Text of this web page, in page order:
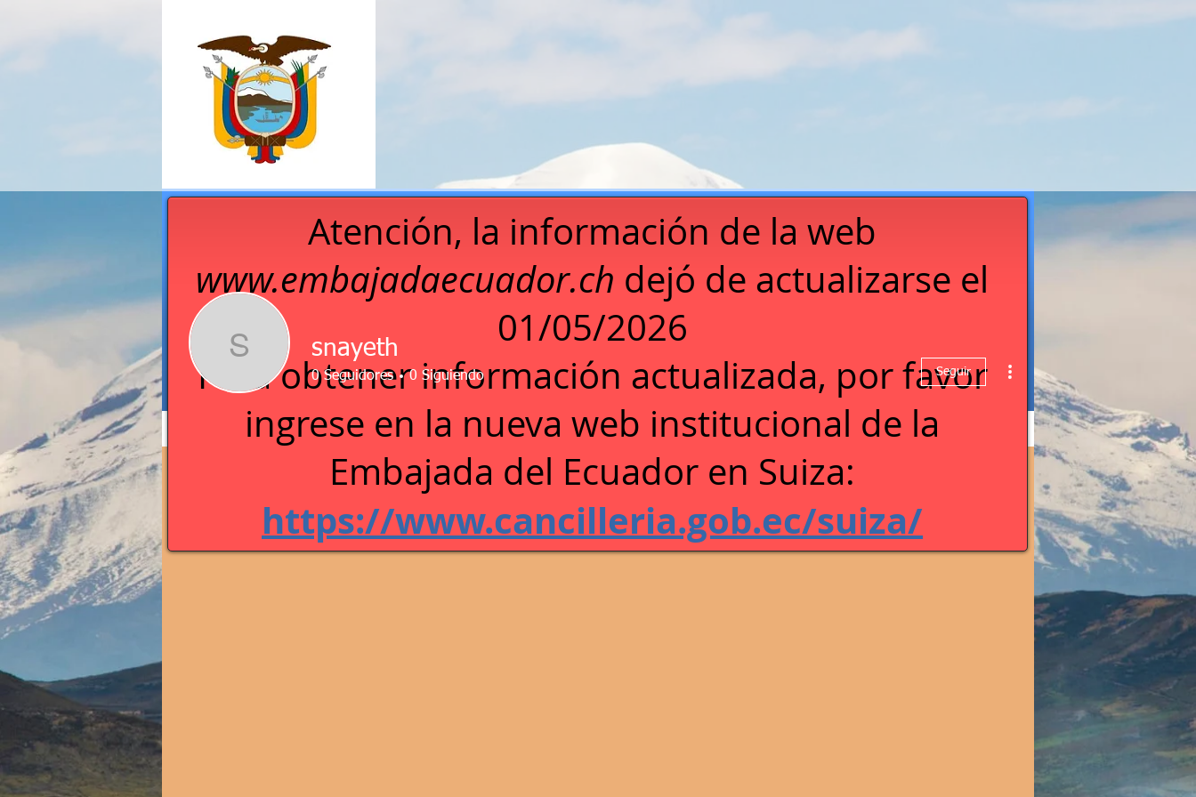
Blog Comments Blog Likes
S snayeth
0 Seguidores 0 Siguiendo Seguir
Atención, la información de la web
www.embajadaecuador.ch dejó de actualizarse el
01/05/2026
Para obtener información actualizada, por favor
ingrese en la nueva web institucional de la
Embajada del Ecuador en Suiza:
https://www.cancilleria.gob.ec/suiza/